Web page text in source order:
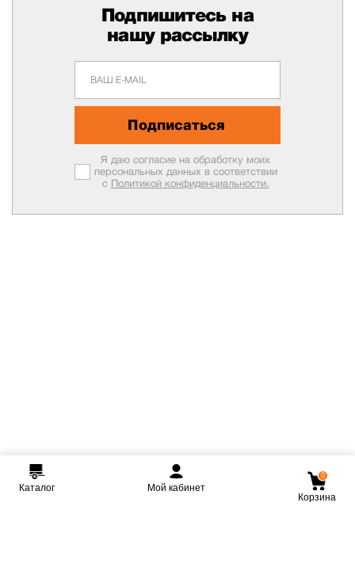
Подпишитесь на
нашу рассылку
Подписаться
Я даю согласие на обработку моих
персональных данных в соответствии
с Политикой конфиденциальности.
Каталог Мой кабинет
0
Корзина